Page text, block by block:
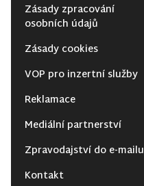
Zásady zpracování
osobních údajů
Zásady cookies
VOP pro inzertní služby
Reklamace
Mediální partnerství
Zpravodajství do e-mailu
Kontakt